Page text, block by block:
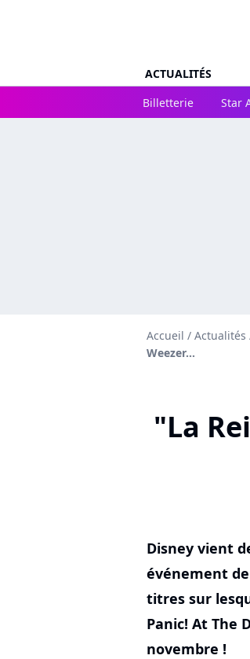
ACTUALITÉS
Billetterie
Star
Accueil / Actualités
Weezer...
"La
Disney vient
événement
titres sur
Panic! At The
novembre !